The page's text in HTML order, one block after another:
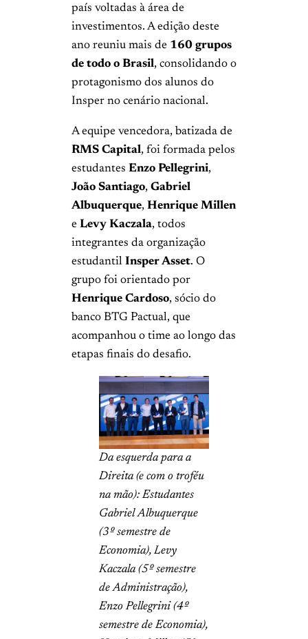
país voltadas à área de
investimentos. A edição deste
ano reuniu mais de 160 grupos
de todo o Brasil, consolidando o
protagonismo dos alunos do
Insper no cenário nacional.
A equipe vencedora, batizada de
RMS Capital, foi formada pelos
estudantes Enzo Pellegrini,
João Santiago, Gabriel
Albuquerque, Henrique Millen
e Levy Kaczala, todos
integrantes da organização
estudantil Insper Asset. O
grupo foi orientado por
Henrique Cardoso, sócio do
banco BTG Pactual, que
acompanhou o time ao longo das
etapas finais do desafio.
Da esquerda para a
Direita (e com o troféu
na mão): Estudantes
Gabriel Albuquerque
(3º semestre de
Economia), Levy
Kaczala (5º semestre
de Administração),
Enzo Pellegrini (4º
semestre de Economia),